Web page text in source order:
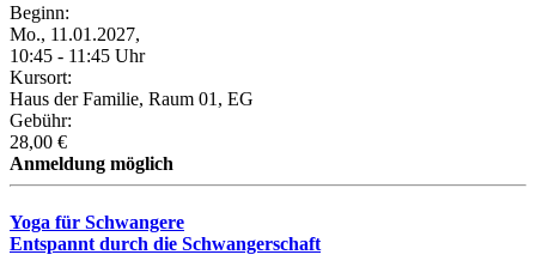
Beginn:
Mo., 11.01.2027,
10:45 - 11:45 Uhr
Kursort:
Haus der Familie, Raum 01, EG
Gebühr:
28,00 €
Anmeldung möglich
Yoga für Schwangere
Entspannt durch die Schwangerschaft